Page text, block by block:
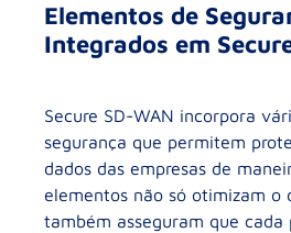
Elementos de
Integrados em
Secure SD-WAN incorpora
segurança que permitem
dados das empresas de
elementos não só otimizam o
também asseguram que cada